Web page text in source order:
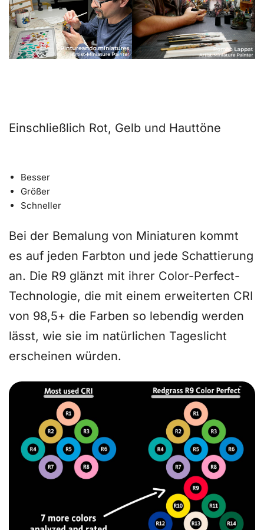
Einschließlich Rot, Gelb und Hauttöne
Besser
Größer
Schneller
Bei der Bemalung von Miniaturen kommt
es auf jeden Farbton und jede Schattierung
an. Die R9 glänzt mit ihrer Color-Perfect-
Technologie, die mit einem erweiterten CRI
von 98,5+ die Farben so lebendig werden
lässt, wie sie im natürlichen Tageslicht
erscheinen würden.